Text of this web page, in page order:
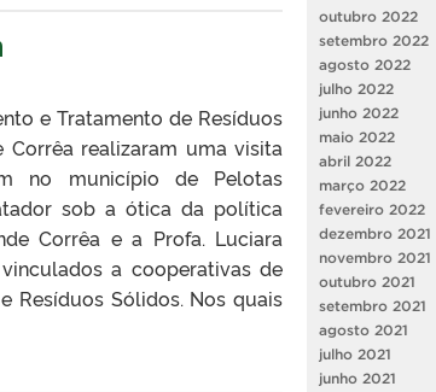
e Tratamento de Resíduos
Corrêa realizaram uma visita
no município de Pelotas
sob a ótica da política
Corrêa e a Profa. Luciara
a cooperativas de
Resíduos Sólidos. Nos quais
outubro 2022
setembro 2022
agosto 2022
julho 2022
junho 2022
maio 2022
abril 2022
março 2022
fevereiro 2022
dezembro 2021
novembro 2021
outubro 2021
setembro 2021
agosto 2021
julho 2021
junho 2021